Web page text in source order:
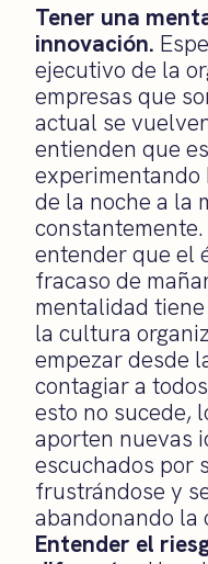
Tener una
innovación.
ejecutivo de la
empresas que
actual se
entienden que
experimentando
de la noche a la
entender que el
fracaso de
mentalidad
la cultura
empezar desde
contagiar a
esto no sucede,
aporten nuevas
escuchados por
frustrándose y
abandonando la
Entender el